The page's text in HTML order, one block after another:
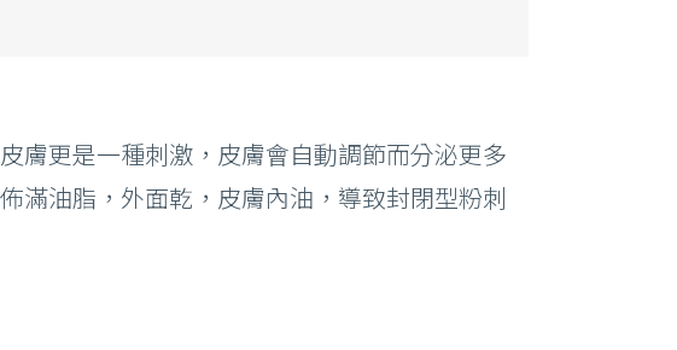
膚更是一種刺激，皮膚會自動調節而分泌更多
滿油脂，外面乾，皮膚內油，導致封閉型粉刺